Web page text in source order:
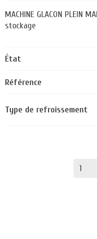
MACHINE GLACON PLEIN
stockage
État
Référence
Type de refroissement